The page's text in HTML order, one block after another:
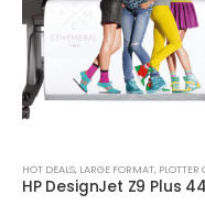
HOT DEALS, LARGE FORMAT, PLOTTER